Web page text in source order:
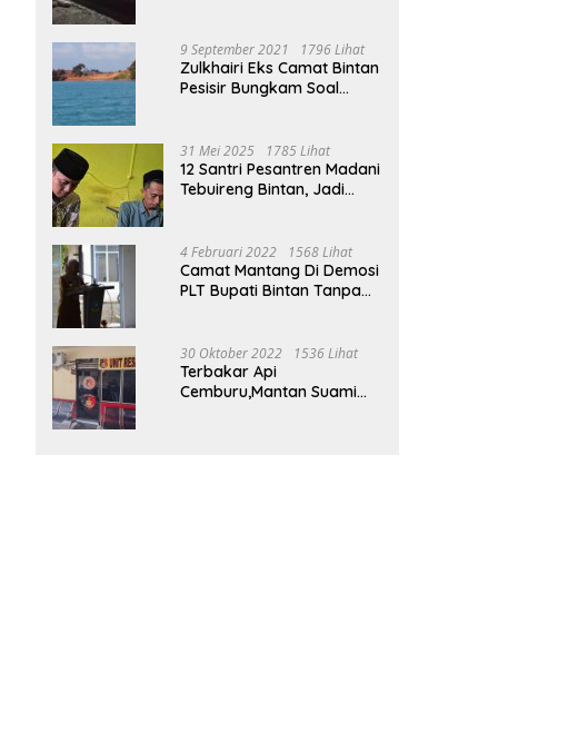
9 September 2021 1796 Lihat
Zulkhairi Eks Camat Bintan
Pesisir Bungkam Soal
Akan Lakukan Pengecekan
31 Mei 2025 1785 Lihat
12 Santri Pesantren Madani
Tebuireng Bintan, Jadi
4 Februari 2022 1568 Lihat
Camat Mantang Di Demosi
PLT Bupati Bintan Tanpa
30 Oktober 2022 1536 Lihat
Terbakar Api
Cemburu,Mantan Suami